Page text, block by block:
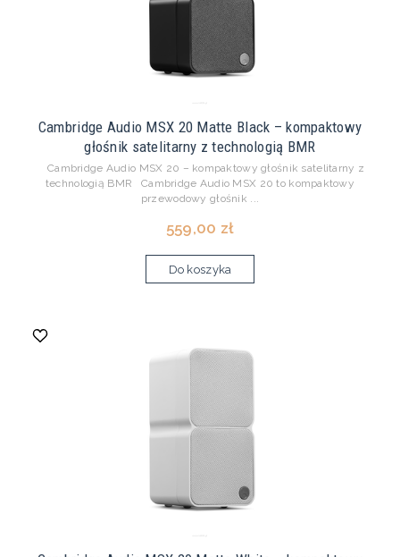
Cambridge Audio MSX 20 Matte Black – kompaktowy
głośnik satelitarny z technologią BMR
Cambridge Audio MSX 20 – kompaktowy głośnik satelitarny z
technologią BMR Cambridge Audio MSX 20 to kompaktowy
przewodowy głośnik ...
559,00 zł
Do koszyka